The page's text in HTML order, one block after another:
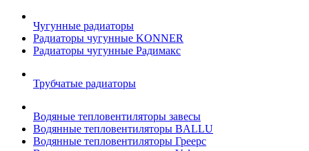
Чугунные радиаторы
Радиаторы чугунные KONNER
Радиаторы чугунные Радимакс
Трубчатые радиаторы
Водяные тепловентиляторы завесы
Водянные тепловентиляторы BALLU
Водянные тепловентиляторы Греерс